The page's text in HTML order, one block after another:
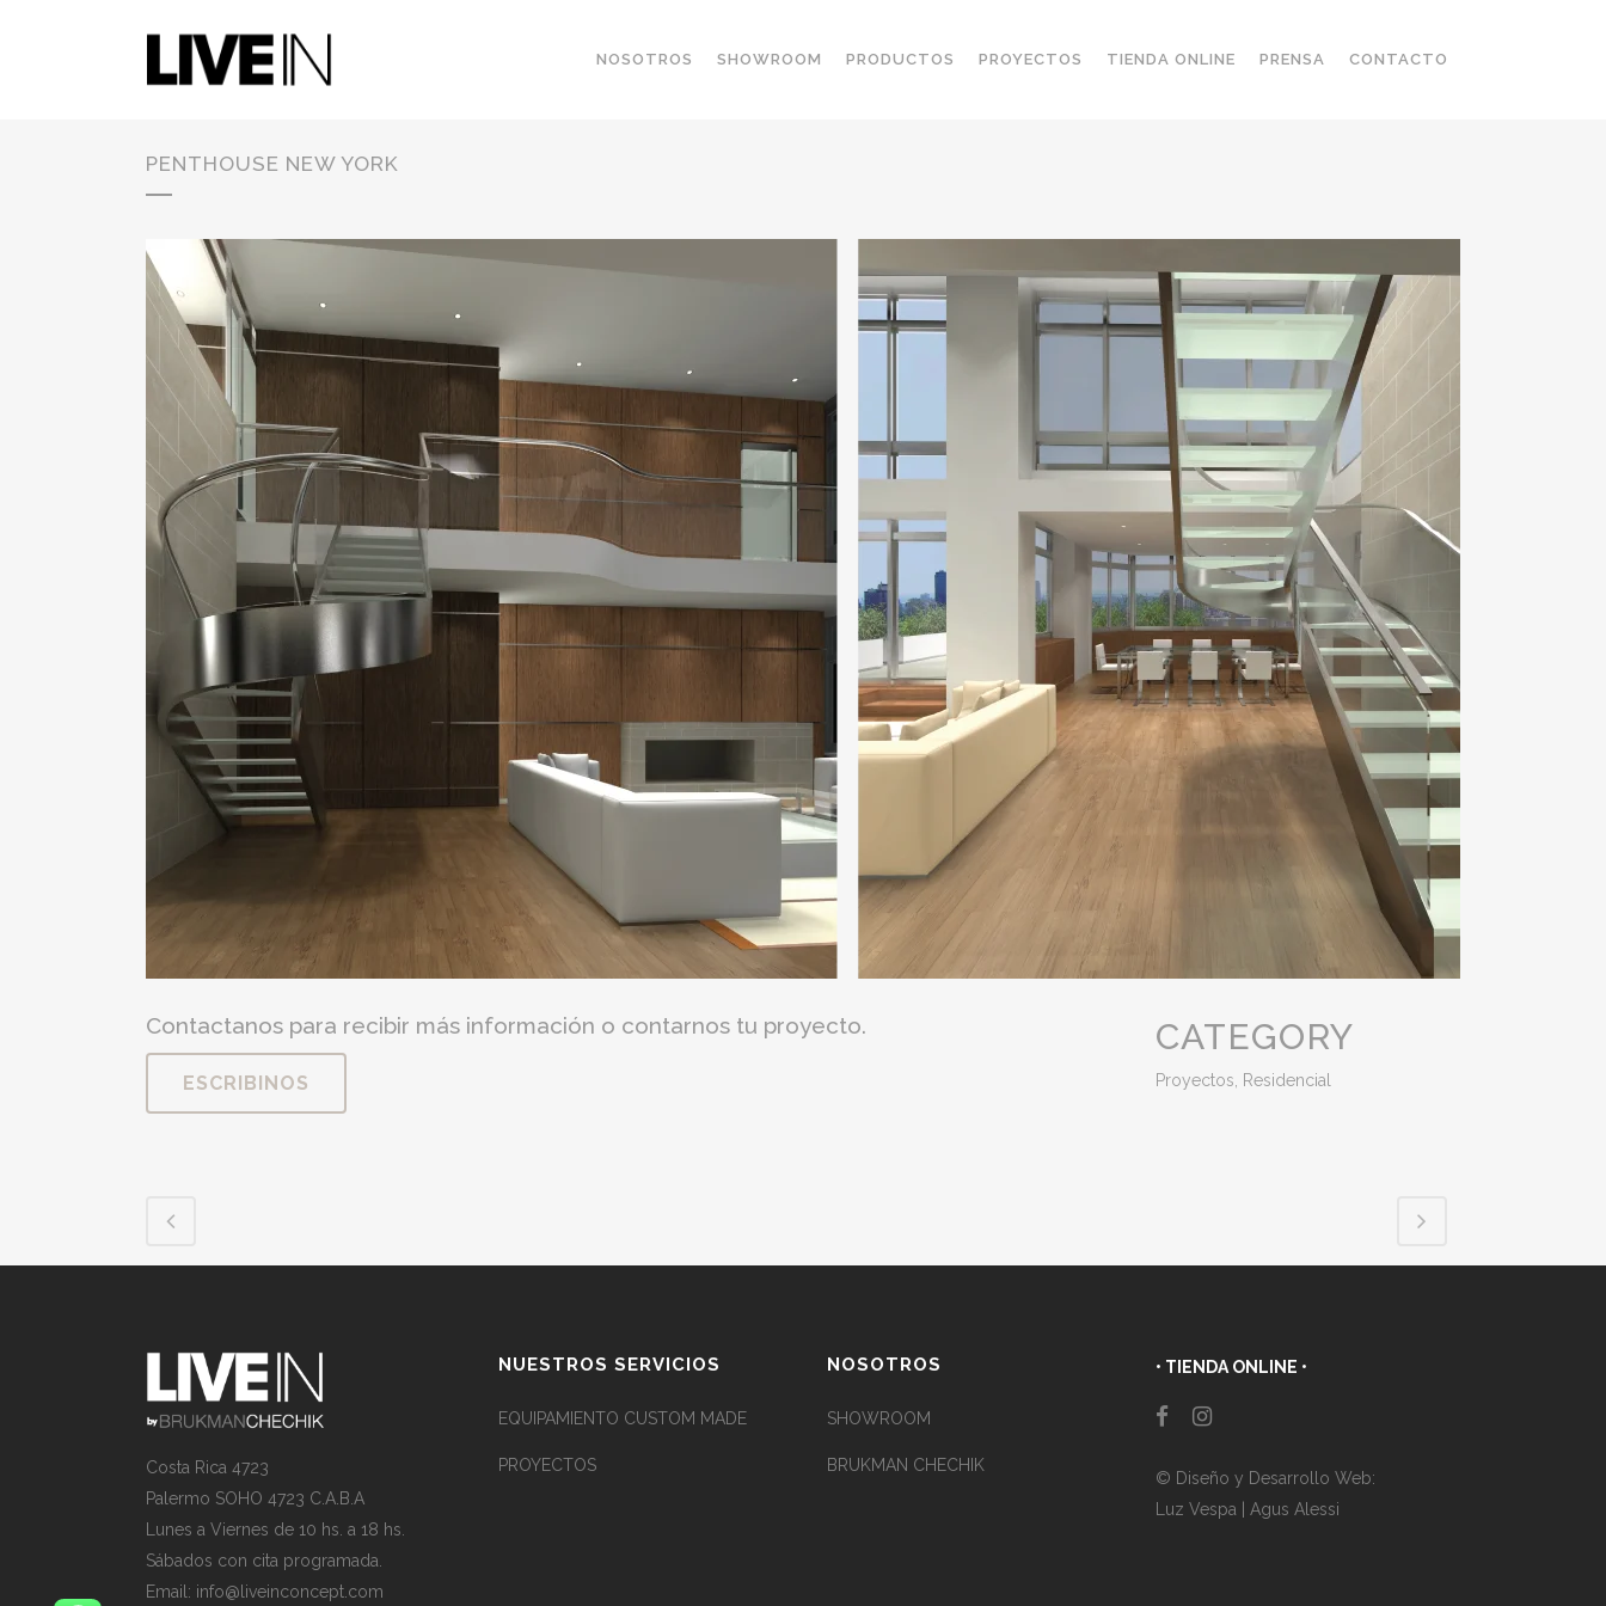
NOSOTROS SHOWROOM PRODUCTOS PROYECTOS TIENDA ONLINE PRENSA CONTACTO
PENTHOUSE NEW YORK
Contactanos para recibir más información o contarnos tu proyecto.
ESCRIBINOS
CATEGORY
Proyectos, Residencial
Costa Rica 4723
Palermo SOHO 4723 C.A.B.A
Lunes a Viernes de 10 hs. a 18 hs.
Sábados con cita programada.
Email: info@liveinconcept.com
NUESTROS SERVICIOS
EQUIPAMIENTO CUSTOM MADE
PROYECTOS
NOSOTROS
SHOWROOM
BRUKMAN CHECHIK
• TIENDA ONLINE •
© Diseño y Desarrollo Web:
Luz Vespa
Agus Alessi